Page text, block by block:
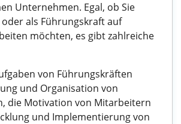
Unternehmen. Egal, ob Sie
oder als Führungskraft auf
möchten, es gibt zahlreiche
von Führungskräften
und Organisation von
die Motivation von Mitarbeitern
und Implementierung von